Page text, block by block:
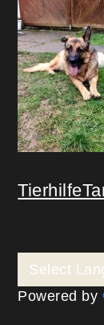
Powered by